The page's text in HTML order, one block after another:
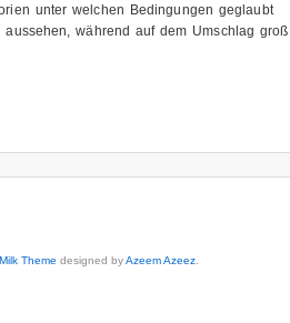
unter welchen Bedingungen geglaubt
während auf dem Umschlag groß
Theme designed byAzeem Azeez